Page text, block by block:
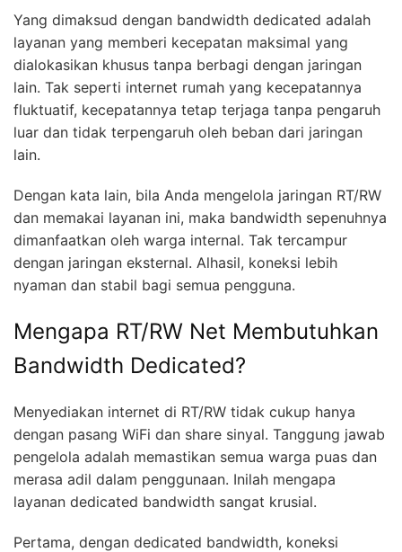
Yang dimaksud dengan bandwidth dedicated adalah
layanan yang memberi kecepatan maksimal yang
dialokasikan khusus tanpa berbagi dengan jaringan
lain. Tak seperti internet rumah yang kecepatannya
fluktuatif, kecepatannya tetap terjaga tanpa pengaruh
luar dan tidak terpengaruh oleh beban dari jaringan
lain.
Dengan kata lain, bila Anda mengelola jaringan RT/RW
dan memakai layanan ini, maka bandwidth sepenuhnya
dimanfaatkan oleh warga internal. Tak tercampur
dengan jaringan eksternal. Alhasil, koneksi lebih
nyaman dan stabil bagi semua pengguna.
Mengapa RT/RW Net Membutuhkan
Bandwidth Dedicated?
Menyediakan internet di RT/RW tidak cukup hanya
dengan pasang WiFi dan share sinyal. Tanggung jawab
pengelola adalah memastikan semua warga puas dan
merasa adil dalam penggunaan. Inilah mengapa
layanan dedicated bandwidth sangat krusial.
Pertama, dengan dedicated bandwidth, koneksi